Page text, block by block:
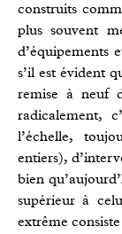
construits
plus souvent
d’équipements
s’il est évident
remise à neuf
radicalement,
l’échelle,
entiers),
bien
supérieur à
extrême